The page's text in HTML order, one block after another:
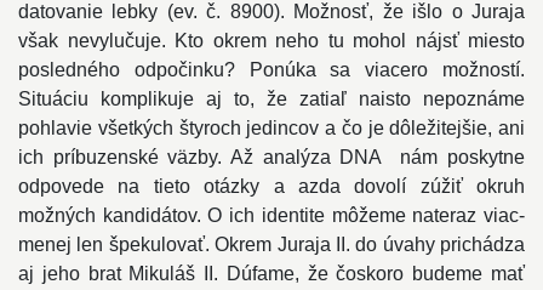
datovanie lebky (ev. č. 8900). Možnosť, že išlo o Juraja
však nevylučuje. Kto okrem neho tu mohol nájsť miesto
posledného odpočinku? Ponúka sa viacero možností.
Situáciu komplikuje aj to, že zatiaľ naisto nepoznáme
pohlavie všetkých štyroch jedincov a čo je dôležitejšie, ani
ich príbuzenské väzby. Až analýza DNA nám poskytne
odpovede na tieto otázky a azda dovolí zúžiť okruh
možných kandidátov. O ich identite môžeme nateraz viac-
menej len špekulovať. Okrem Juraja II. do úvahy prichádza
aj jeho brat Mikuláš II. Dúfame, že čoskoro budeme mať